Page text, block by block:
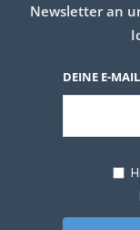
Newsletter an
DEINE E-